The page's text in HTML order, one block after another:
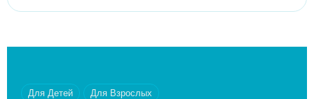
Для Детей Для Взрослых